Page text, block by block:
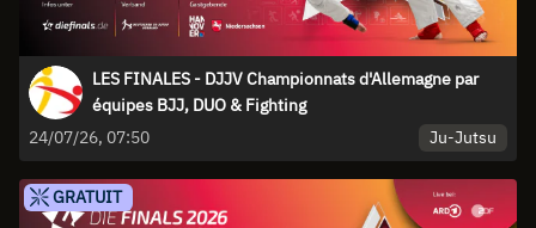
LES FINALES - DJJV Championnats d'Allemagne par
équipes BJJ, DUO & Fighting
24/07/26, 07:50
Ju-Jutsu
GRATUIT